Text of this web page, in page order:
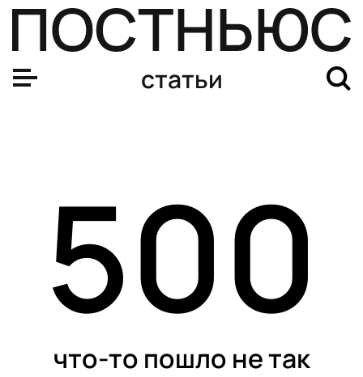
статьи
500
что-то пошло не так
За какие нарушения могут конфисковать автомобиль